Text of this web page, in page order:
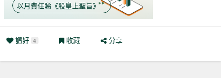
以月費任睇 《股皇上聖旨》
讚好 4 收藏 分享